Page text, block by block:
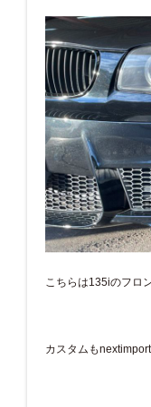
こちらは135iのフロ
カスタムも